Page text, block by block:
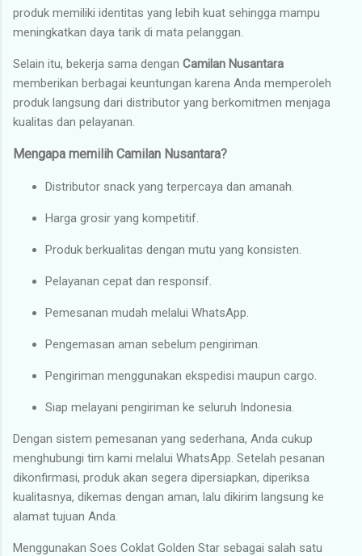
produk memiliki identitas yang lebih kuat sehingga mampu
meningkatkan daya tarik di mata pelanggan.
Selain itu, bekerja sama dengan Camilan Nusantara
memberikan berbagai keuntungan karena Anda memperoleh
produk langsung dari distributor yang berkomitmen menjaga
kualitas dan pelayanan.
Mengapa memilih Camilan Nusantara?
Distributor snack yang terpercaya dan amanah.
Harga grosir yang kompetitif.
Produk berkualitas dengan mutu yang konsisten.
Pelayanan cepat dan responsif.
Pemesanan mudah melalui WhatsApp.
Pengemasan aman sebelum pengiriman.
Pengiriman menggunakan ekspedisi maupun cargo.
Siap melayani pengiriman ke seluruh Indonesia.
Dengan sistem pemesanan yang sederhana, Anda cukup
menghubungi tim kami melalui WhatsApp. Setelah pesanan
dikonfirmasi, produk akan segera dipersiapkan, diperiksa
kualitasnya, dikemas dengan aman, lalu dikirim langsung ke
alamat tujuan Anda.
Menggunakan Soes Coklat Golden Star sebagai salah satu